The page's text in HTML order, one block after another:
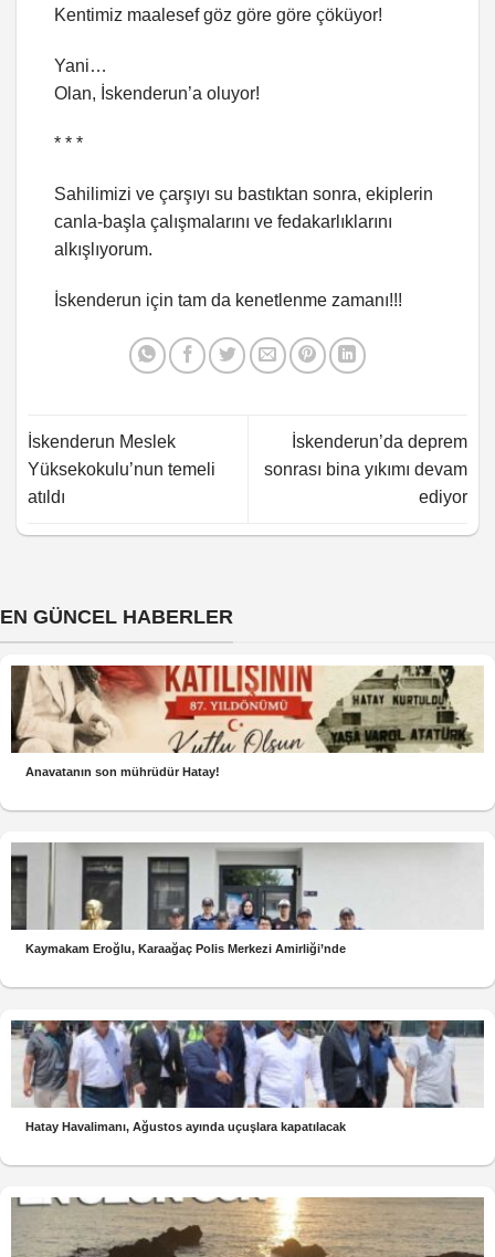
Kentimiz maalesef göz göre göre çöküyor!
Yani…
Olan, İskenderun’a oluyor!
* * *
Sahilimizi ve çarşıyı su bastıktan sonra, ekiplerin
canla-başla çalışmalarını ve fedakarlıklarını
alkışlıyorum.
İskenderun için tam da kenetlenme zamanı!!!
İskenderun Meslek
Yüksekokulu’nun temeli
atıldı
İskenderun’da deprem
sonrası bina yıkımı devam
ediyor
EN GÜNCEL HABERLER
Anavatanın son mührüdür Hatay!
Kaymakam Eroğlu, Karaağaç Polis Merkezi Amirliği’nde
Hatay Havalimanı, Ağustos ayında uçuşlara kapatılacak